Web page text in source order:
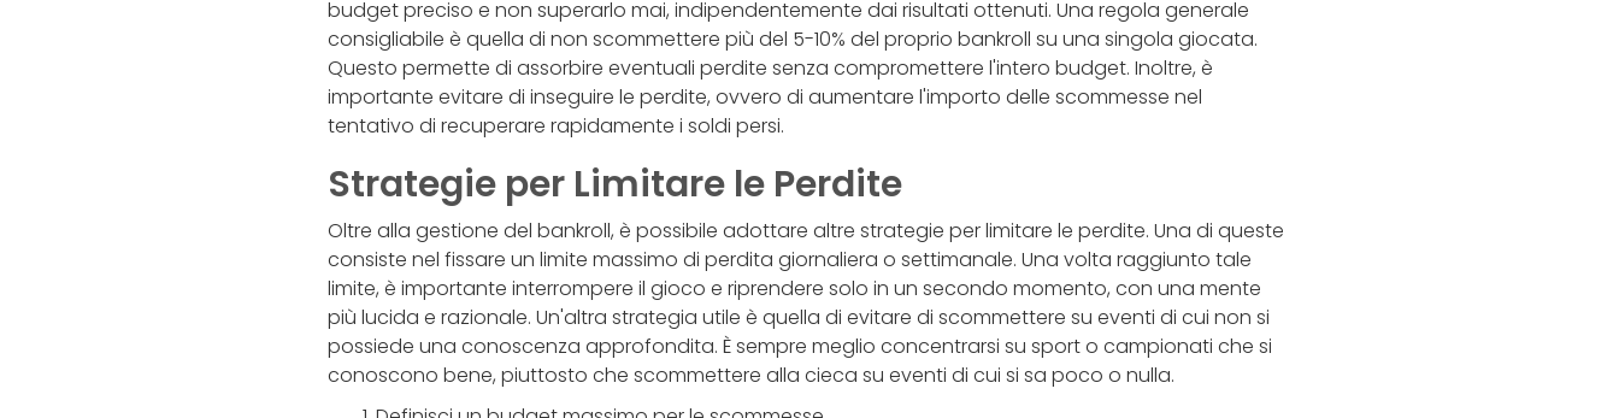
budget preciso e non superarlo mai, indipendentemente dai risultati ottenuti. Una regola generale
consigliabile è quella di non scommettere più del 5-10% del proprio bankroll su una singola giocata.
Questo permette di assorbire eventuali perdite senza compromettere l'intero budget. Inoltre, è
importante evitare di inseguire le perdite, ovvero di aumentare l'importo delle scommesse nel
tentativo di recuperare rapidamente i soldi persi.
Strategie per Limitare le Perdite
Oltre alla gestione del bankroll, è possibile adottare altre strategie per limitare le perdite. Una di queste
consiste nel fissare un limite massimo di perdita giornaliera o settimanale. Una volta raggiunto tale
limite, è importante interrompere il gioco e riprendere solo in un secondo momento, con una mente
più lucida e razionale. Un'altra strategia utile è quella di evitare di scommettere su eventi di cui non si
possiede una conoscenza approfondita. È sempre meglio concentrarsi su sport o campionati che si
conoscono bene, piuttosto che scommettere alla cieca su eventi di cui si sa poco o nulla.